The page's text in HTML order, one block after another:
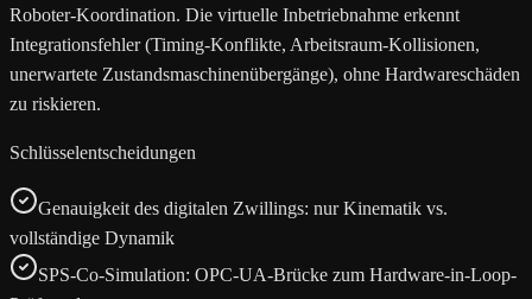
Roboter-Koordination. Die virtuelle Inbetriebnahme erkennt
Integrationsfehler (Timing-Konflikte, Arbeitsraum-Kollisionen,
unerwartete Zustandsmaschinenübergänge), ohne Hardwareschäden
zu riskieren.
Schlüsselentscheidungen
Genauigkeit des digitalen Zwillings: nur Kinematik vs.
vollständige Dynamik
SPS-Co-Simulation: OPC-UA-Brücke zum Hardware-in-Loop-